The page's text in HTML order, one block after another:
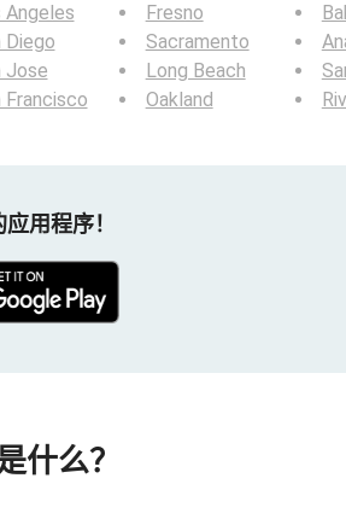
Angeles
Diego
Jose
Francisco
Fresno
Sacramento
Long Beach
Oakland
用程序！
什么？